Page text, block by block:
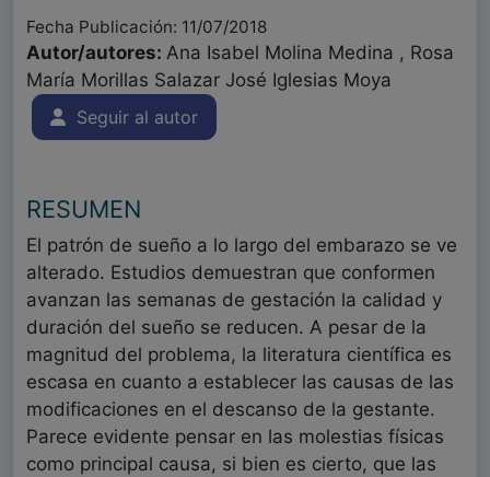
Fecha Publicación: 11/07/2018
Autor/autores: Ana Isabel Molina Medina , Rosa
María Morillas Salazar José Iglesias Moya
Seguir al autor
RESUMEN
El patrón de sueño a lo largo del embarazo se ve
alterado. Estudios demuestran que conformen
avanzan las semanas de gestación la calidad y
duración del sueño se reducen. A pesar de la
magnitud del problema, la literatura científica es
escasa en cuanto a establecer las causas de las
modificaciones en el descanso de la gestante.
Parece evidente pensar en las molestias físicas
como principal causa, si bien es cierto, que las